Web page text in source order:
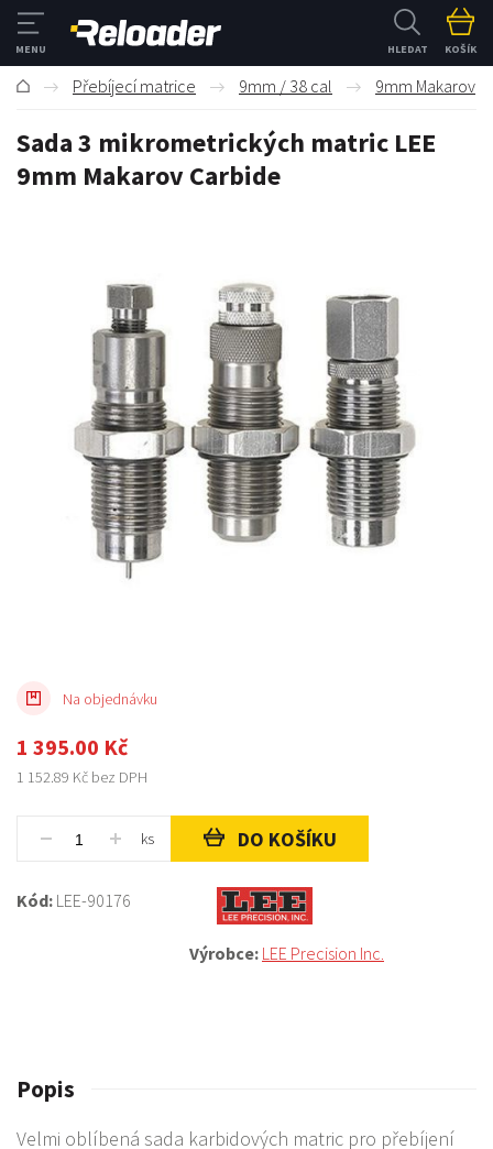
HLEDAT KOŠÍK
Přebíjecí matrice 9mm / 38 cal 9mm Makarov
Sada 3 mikrometrických matric LEE
9mm Makarov Carbide
Kód: LEE-90176
Výrobce: LEE Precision Inc.
Na objednávku
1 395.00 Kč
1 152.89 Kč bez DPH
ks DO KOŠÍKU
Popis
Velmi oblíbená sada karbidových matric pro přebíjení